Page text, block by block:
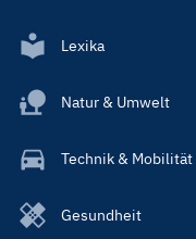
Lexika
Natur & Umwelt
Technik & Mobilität
Gesundheit